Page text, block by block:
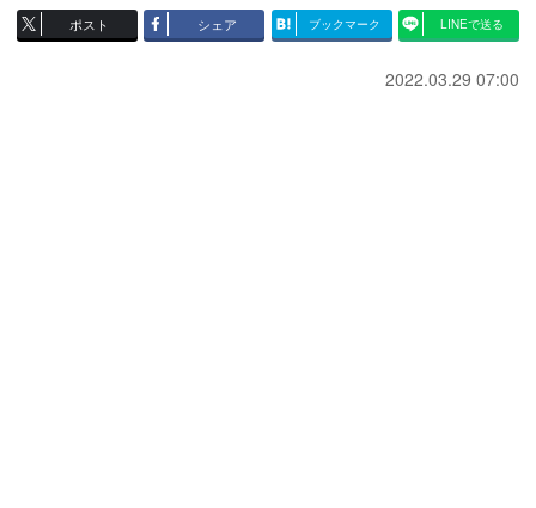
ポスト シェア ブックマーク LINEで送る
2022.03.29 07:00